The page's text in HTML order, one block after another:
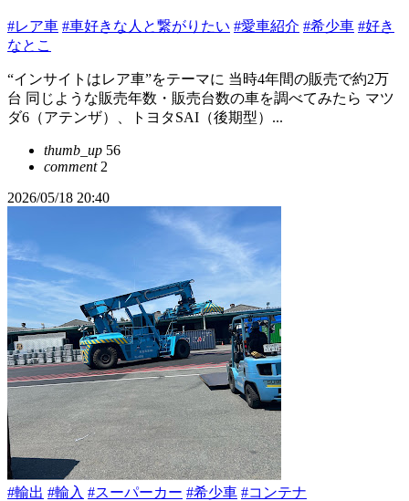
#レア車 #車好きな人と繋がりたい #愛車紹介 #希少車 #好き
なとこ
“インサイトはレア車”をテーマに 当時4年間の販売で約2万
台 同じような販売年数・販売台数の車を調べてみたら マツ
ダ6（アテンザ）、トヨタSAI（後期型）...
thumb_up 56
comment2
2026/05/18 20:40
#輸出 #輸入 #スーパーカー #希少車 #コンテナ